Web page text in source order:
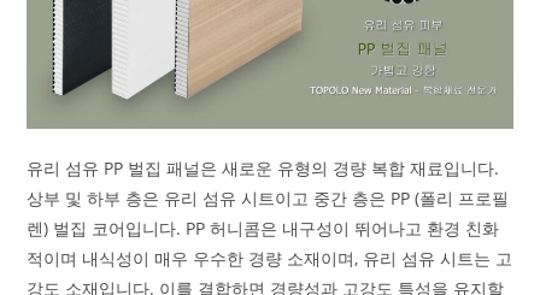
유리 섬유 PP 벌집 패널은 새로운 유형의 경량 복합 재료입니다.
상부 및 하부 층은 유리 섬유 시트이고 중간 층은 PP (폴리 프로필
렌) 벌집 코어입니다. PP 허니콤은 내구성이 뛰어나고 환경 친화
적이며 내식성이 매우 우수한 경량 소재이며, 유리 섬유 시트는 고
강도 소재입니다. 이를 결합하면 경량성과 고강도 특성을 유지할